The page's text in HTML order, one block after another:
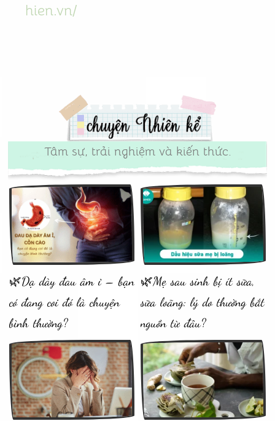
hien.vn/
Tâm sự, trải nghiệm và kiến thức.
🌿Dạ dày đau âm ỉ – bạn
có đang coi đó là chuyện
bình thường?
🌿Mẹ sau sinh bị ít sữa,
sữa loãng: lý do thường bắt
nguồn từ đâu?